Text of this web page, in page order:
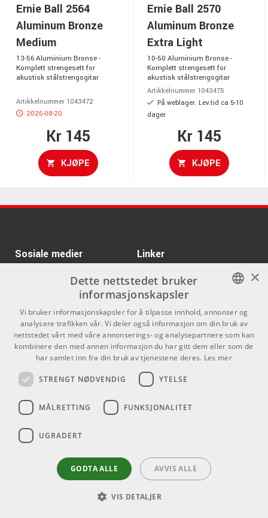
Ernie Ball 2564
Aluminum Bronze
Medium
13-56 Aluminium Bronse -
Komplett strengesett for
akustisk stålstrengsgitar
Artikkelnummer 1043472
2026-08-20
Kr 145
KJØPE
Ernie Ball 2570
Aluminum Bronze
Extra Light
10-50 Aluminium Bronse -
Komplett strengesett for
akustisk stålstrengsgitar
Artikkelnummer 1043475
På weblager. Lev.tid ca 5-10
dager
Kr 145
KJØPE
Sosiale medier Linker
Om Oss
Kontakt oss
Kjøpsvilkår
Butikken
Varemerker
0555 Oslo
NORWEGIAN
×
Dette nettstedet bruker
informasjonskapsler
Vi bruker informasjonskapsler for å tilpasse innhold, annonser og
analysere trafikken vår. Vi deler også informasjon om din bruk av
nettstedet vårt med våre annonserings- og analysepartnere som kan
kombinere den med annen informasjon du har gitt dem eller som de
har samlet inn fra din bruk av tjenestene deres. Les mer
STRENGT NØDVENDIG YTELSE
MÅLRETTING FUNKSJONALITET
UGRADERT
GODTA ALLE AVVIS ALLE
VIS DETALJER